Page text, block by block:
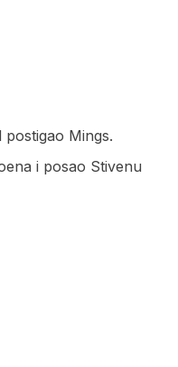
Mings.
i posao Stivenu